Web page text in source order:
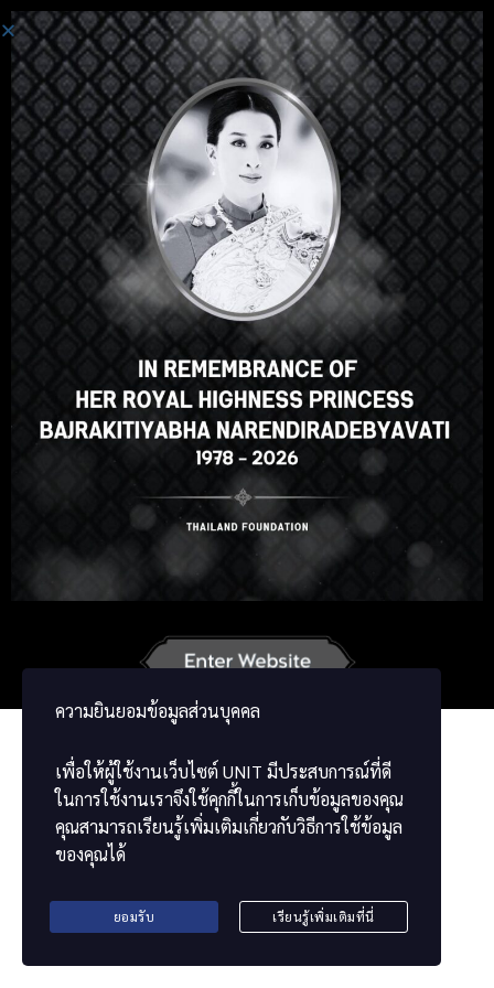
ເຂົ້າສູ່ລະບົບ
Hey there, great course, right?
Do you like this course?
ENROLL COURSE
ความยินยอมข้อมูลส่วนบุคคล
เพื่อให้ผู้ใช้งานเว็บไซต์ UNIT มีประสบการณ์ที่ดี
ในการใช้งานเราจึงใช้คุกกี้ในการเก็บข้อมูลของคุณ
คุณสามารถเรียนรู้เพิ่มเติมเกี่ยวกับวิธีการใช้ข้อมูล
ของคุณได้
ยอมรับ เรียนรู้เพิ่มเติมที่นี่
Select your language
English ภาษาไทย
Korean Japanese
Vietnamese